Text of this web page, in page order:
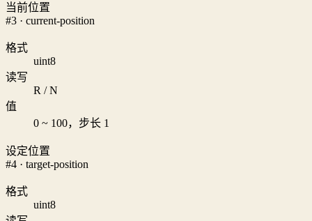
当前位置
#3 · current-position
格式
uint8
读写
R / N
值
0 ~ 100，步长 1
设定位置
#4 · target-position
格式
uint8